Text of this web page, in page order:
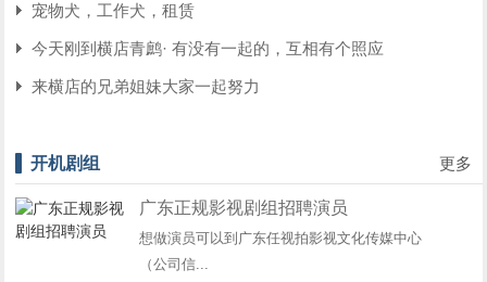
宠物犬，工作犬，租赁
今天刚到横店青鹧· 有没有一起的，互相有个照应
来横店的兄弟姐妹大家一起努力
开机剧组 更多
广东正规影视剧组招聘演员
想做演员可以到广东任视拍影视文化传媒中心
（公司信...